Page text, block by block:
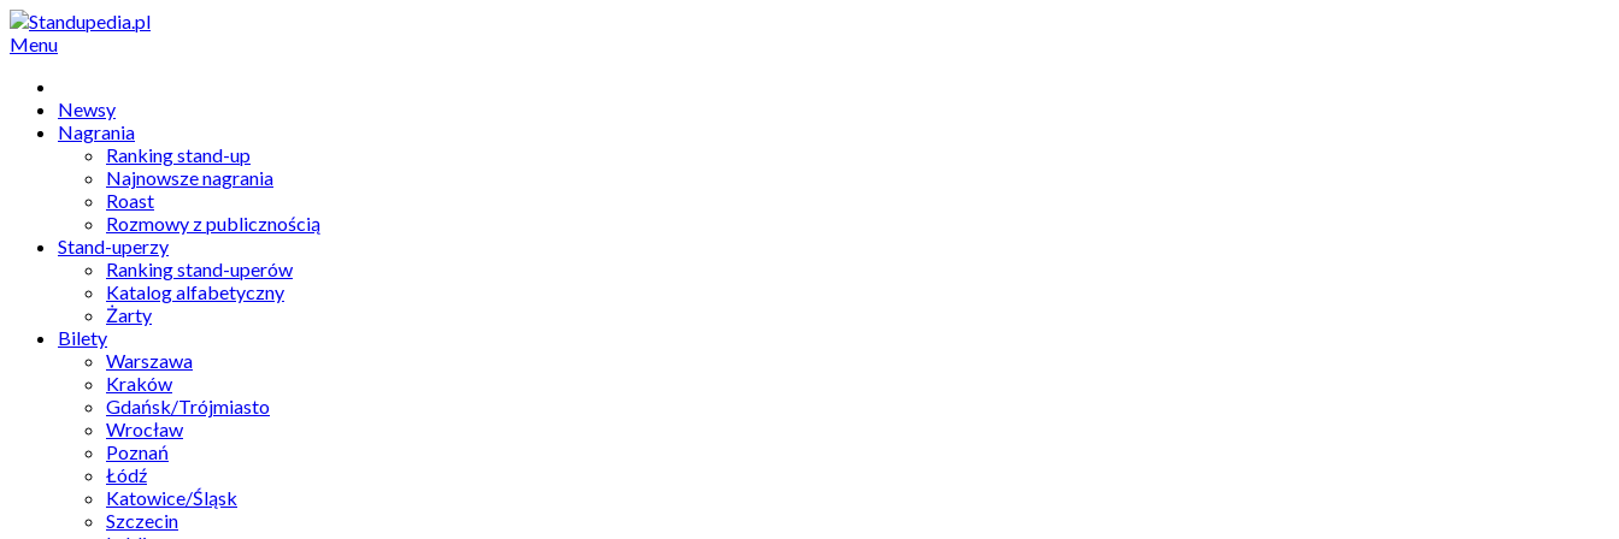
Menu
Newsy
Nagrania
Ranking stand-up
Najnowsze nagrania
Roast
Rozmowy z publicznością
Stand-uperzy
Ranking stand-uperów
Katalog alfabetyczny
Żarty
Bilety
Warszawa
Kraków
Gdańsk/Trójmiasto
Wrocław
Poznań
Łódź
Katowice/Śląsk
Szczecin